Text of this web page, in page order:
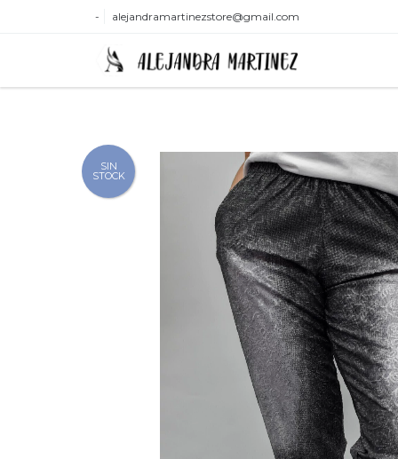
- alejandramartinezstore@gmail.com
SIN
STOCK